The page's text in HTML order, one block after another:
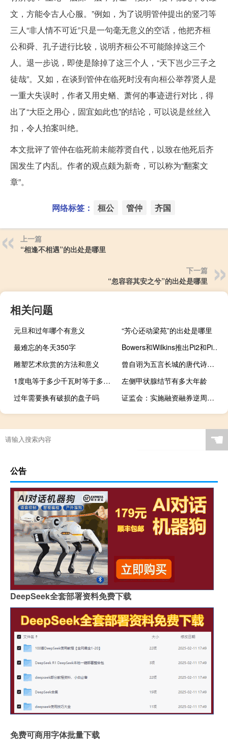
文，方能令古人心服。”例如，为了说明管仲提出的竖刁等
三人“非人情不可近”只是一句毫无意义的空话，他把齐桓
公和舜、孔子进行比较，说明齐桓公不可能除掉这三个
人。退一步说，即使是除掉了这三个人，“天下岂少三子之
徒哉”。又如，在谈到管仲在临死时没有向桓公举荐贤人是
一重大失误时，作者又用史䲡、萧何的事迹进行对比，得
出了“大臣之用心，固宜如此也”的结论，可以说是丝丝入
扣，令人拍案叫绝。
本文批评了管仲在临死前未能荐贤自代，以致在他死后齐
国发生了内乱。作者的观点颇为新奇，可以称为“翻案文
章”。
网络标签： 桓公 管仲 齐国
上一篇
“相逢不相遇”的出处是哪里
下一篇
“忽容容其安之兮”的出处是哪里
相关问题
元旦和过年哪个有意义
“芳心还动梁苑”的出处是哪里
最难忘的冬天350字
Bowers和Wilkins推出Pi2和Pi7无线耳塞的S5版本
雕塑艺术欣赏的方法和意义
曾自诩为五言长城的唐代诗人是
1度电等于多少千瓦时等于多少毫安 1度电等于多少千瓦时
左侧甲状腺结节有多大年龄
过年需要换有破损的盘子吗
证监会：实施融资融券逆周期调节在杠杆风险总体可控的前提下研究适度降低场内融资业务保证金比率
☚
公告
DeepSeek全套部署资料免费下载
免费可商用字体批量下载